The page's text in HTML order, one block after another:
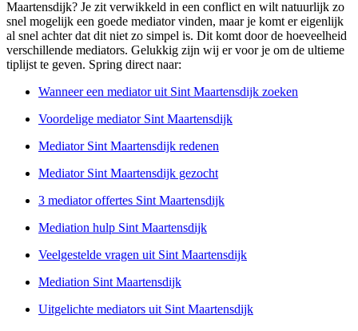
Maartensdijk? Je zit verwikkeld in een conflict en wilt natuurlijk zo
snel mogelijk een goede mediator vinden, maar je komt er eigenlijk
al snel achter dat dit niet zo simpel is. Dit komt door de hoeveelheid
verschillende mediators. Gelukkig zijn wij er voor je om de ultieme
tiplijst te geven. Spring direct naar:
Wanneer een mediator uit Sint Maartensdijk zoeken
Voordelige mediator Sint Maartensdijk
Mediator Sint Maartensdijk redenen
Mediator Sint Maartensdijk gezocht
3 mediator offertes Sint Maartensdijk
Mediation hulp Sint Maartensdijk
Veelgestelde vragen uit Sint Maartensdijk
Mediation Sint Maartensdijk
Uitgelichte mediators uit Sint Maartensdijk